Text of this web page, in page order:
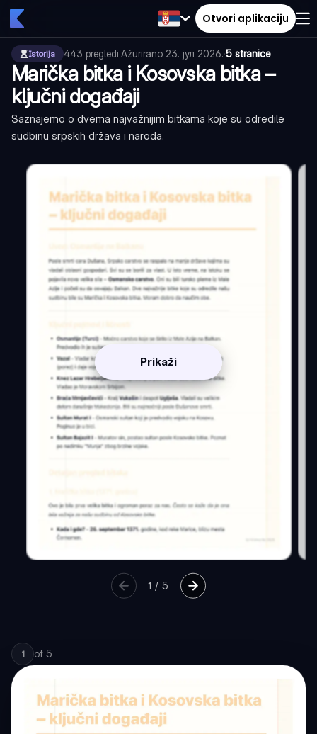
Otvori aplikaciju
Istorija 443 pregledi·Ažurirano 23. јул 2026.·5 stranice
Marička bitka i Kosovska bitka –
ključni događaji
Saznajemo o dvema najvažnijim bitkama koje su odredile
sudbinu srpskih država i naroda.
Prikaži
1 /5
1 of 5